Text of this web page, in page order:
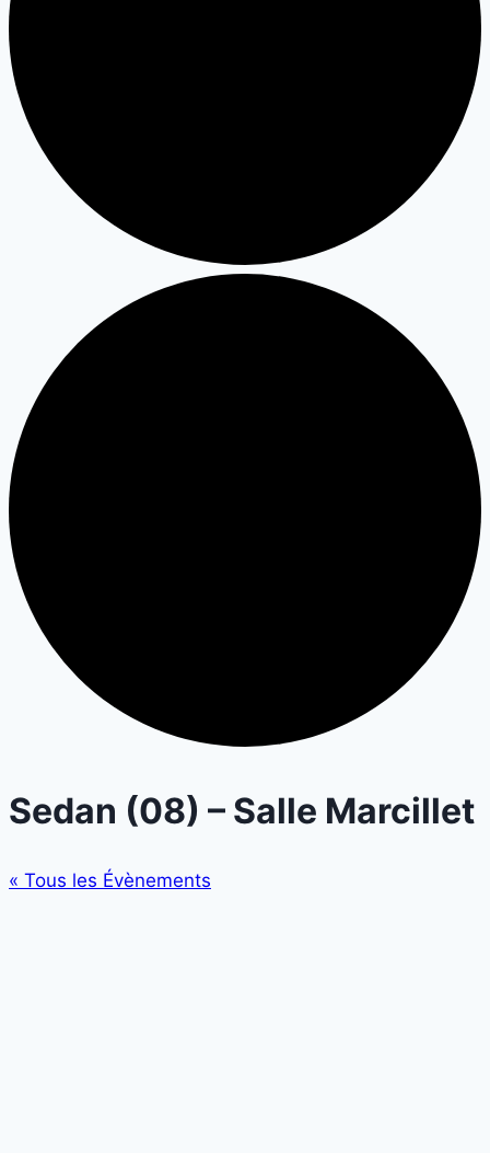
Sedan (08) – Salle Marcillet
« Tous les Évènements